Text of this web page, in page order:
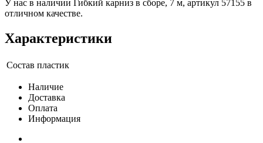
У нас в наличии Гибкий карниз в сборе, 7 м, артикул 57155 в
отличном качестве.
Характеристики
Состав пластик
Наличие
Доставка
Оплата
Информация